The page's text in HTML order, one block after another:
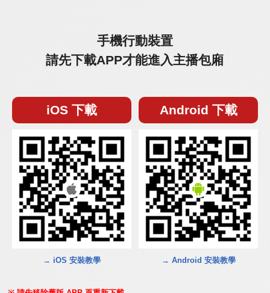
手機行動裝置
請先下載APP才能進入主播包廂
iOS 下載
→ iOS 安裝教學
Android 下載
→ Android 安裝教學